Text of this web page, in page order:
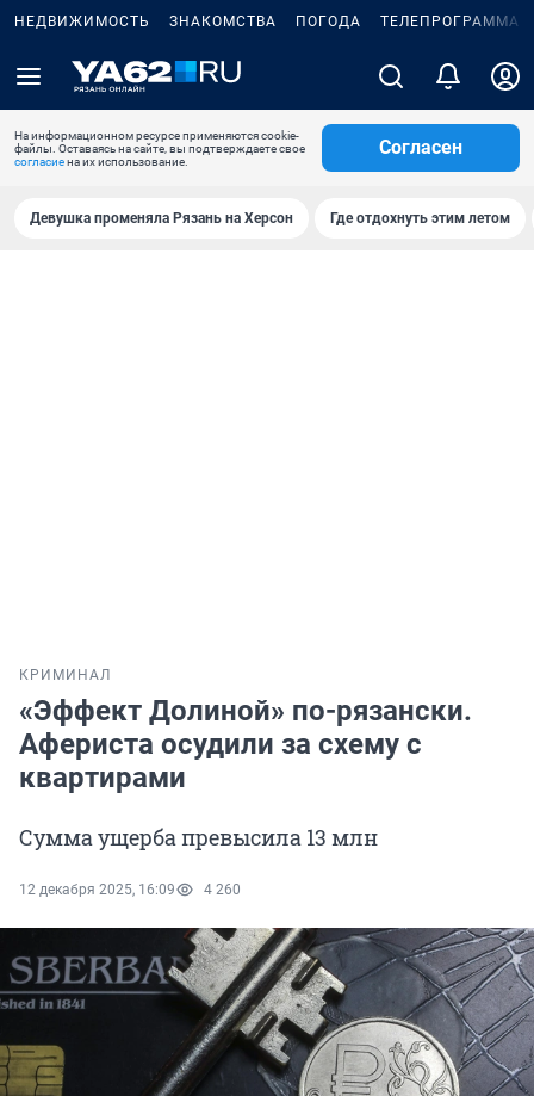
НЕДВИЖИМОСТЬ ЗНАКОМСТВА ПОГОДА ТЕЛЕПРОГРАММА
На информационном ресурсе применяются cookie-
файлы. Оставаясь на сайте, вы подтверждаете свое
согласиена их использование.
Согласен
Девушка променяла Рязань на Херсон Где отдохнуть этим летом
КРИМИНАЛ
«Эффект Долиной» по-рязански.
Афериста осудили за схему с
квартирами
Сумма ущерба превысила 13 млн
12 декабря 2025, 16:09 4 260